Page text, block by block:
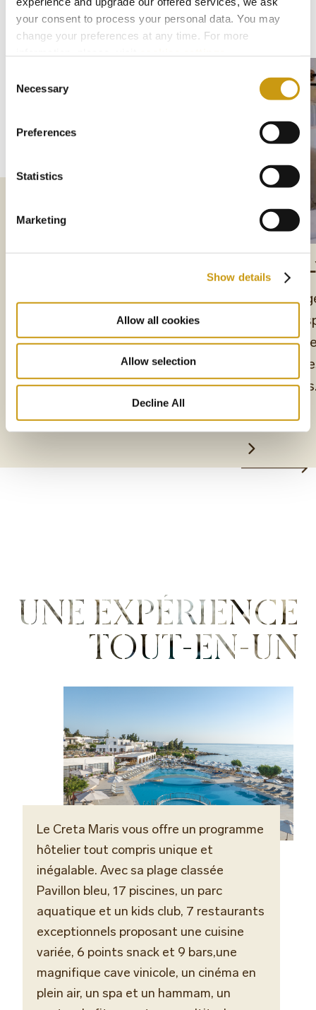
your consent to process your personal data. You may
change your preferences at any time. For more
Selection
Necessary
Preferences
Statistics
Marketing
Show details
Allow all cookies
Allow selection
Decline All
et à améliorer constamment nos services et
installations.
Abandonnez-vous à la détente dans
une élégante Deluxe Rooms du Creta
Maris Resort
UNE EXPÉRIENCE
TOUT-EN-UN
Le Creta Maris vous offre un programme
hôtelier tout compris unique et
inégalable. Avec sa plage classée
Pavillon bleu, 17 piscines, un parc
aquatique et un kids club, 7 restaurants
exceptionnels proposant une cuisine
variée, 6 points snack et 9 bars,une
magnifique cave vinicole, un cinéma en
plein air, un spa et un hammam, un